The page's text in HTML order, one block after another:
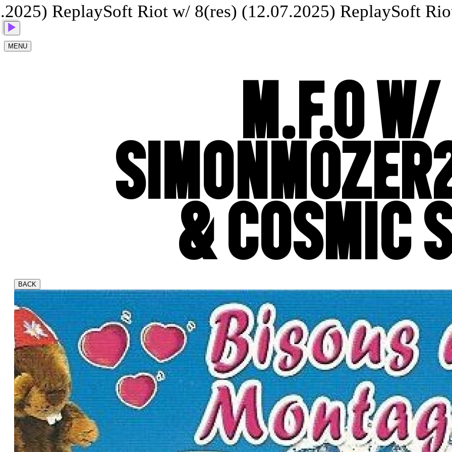
ReplaySoft Riot w/ 8(res) (12.07.2025) ReplaySoft Riot
MENU
M.F.O W/
& COSMIC
BACK